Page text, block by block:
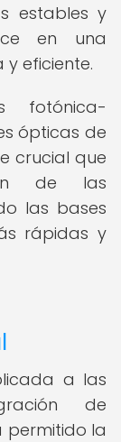
estables y
en una
eficiente.
fotónica-
ópticas de
crucial que
de las
las bases
rápidas y
a las
de
permitido la